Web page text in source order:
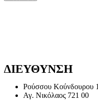
ΔΙΕΥΘΥΝΣΗ
Ρούσσου Κούνδουρου
Αγ. Νικόλαος 721 00